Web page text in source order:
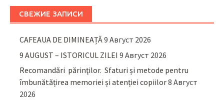
СВЕЖИЕ ЗАПИСИ
CAFEAUA DE DIMINEAȚĂ9 Август 2026
9 AUGUST – ISTORICUL ZILEI 9 Август 2026
Recomandări părinţilor. Sfaturi și metode pentru
îmbunătățirea memoriei și atenției copiilor8 Август
2026